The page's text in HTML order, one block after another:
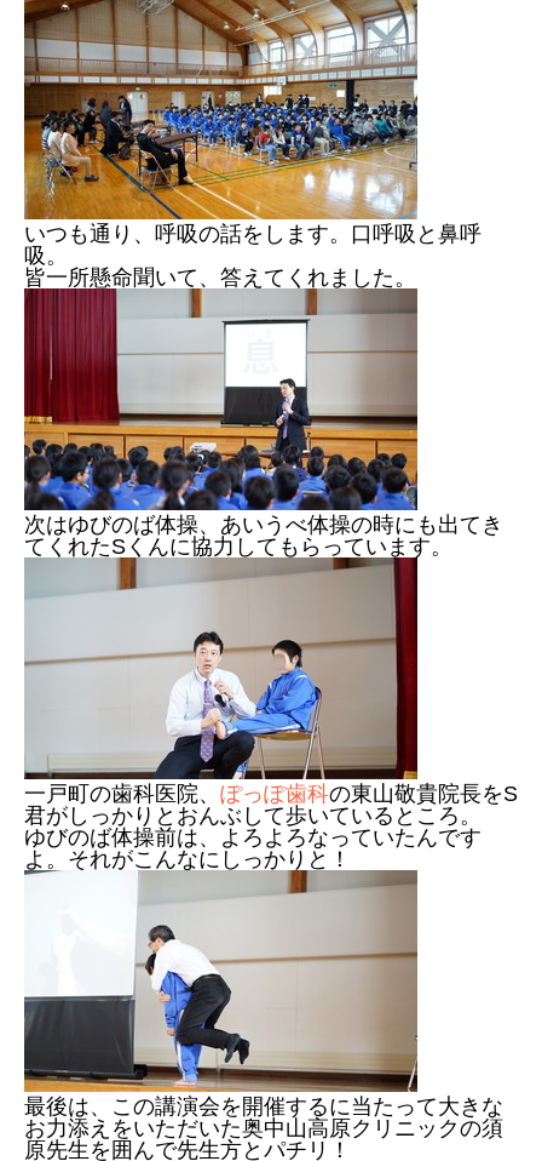
いつも通り、呼吸の話をします。口呼吸と鼻呼
吸。
皆一所懸命聞いて、答えてくれました。
次はゆびのば体操、あいうべ体操の時にも出てき
てくれたSくんに協力してもらっています。
一戸町の歯科医院、 ぽっぽ歯科の東山敬貴院長をS
君がしっかりとおんぶして歩いているところ。
ゆびのば体操前は、よろよろなっていたんです
よ。それがこんなにしっかりと！
最後は、この講演会を開催するに当たって大きな
お力添えをいただいた奥中山高原クリニックの須
原先生を囲んで先生方とパチリ！